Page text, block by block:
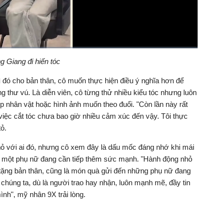
thanh
Giang đi hiến tóc
cho bản thân, cô muốn thực hiện điều ý nghĩa hơn để
thư vú. Là diễn viên, cô từng thử nhiều kiểu tóc nhưng luôn
vật hoặc hình ảnh muốn theo đuổi. "Còn lần này rất
cắt tóc chưa bao giờ nhiều cảm xúc đến vậy. Tôi thực
với ai đó, nhưng cô xem đây là dấu mốc đáng nhớ khi mái
phụ nữ đang cần tiếp thêm sức mạnh. "Hành động nhỏ
bản thân, cũng là món quà gửi đến những phụ nữ đang
ta, dù là người trao hay nhận, luôn mạnh mẽ, đầy tin
mỹ nhân 9X trải lòng.